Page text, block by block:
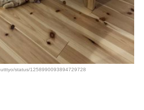
status/1258990093894729728